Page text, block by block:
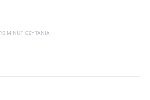
10 MINUT CZYTANIA